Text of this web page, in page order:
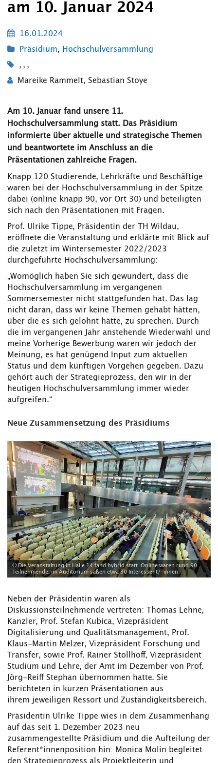
am 10. Januar 2024
16.01.2024
Präsidium, Hochschulversammlung
, , ,
Mareike Rammelt, Sebastian Stoye
Am 10. Januar fand unsere 11.
Hochschulversammlung statt. Das Präsidium
informierte über aktuelle und strategische Themen
und beantwortete im Anschluss an die
Präsentationen zahlreiche Fragen.
Knapp 120 Studierende, Lehrkräfte und Beschäftige
waren bei der Hochschulversammlung in der Spitze
dabei (online knapp 90, vor Ort 30) und beteiligten
sich nach den Präsentationen mit Fragen.
Prof. Ulrike Tippe, Präsidentin der TH Wildau,
eröffnete die Veranstaltung und erklärte mit Blick auf
die zuletzt im Wintersemester 2022/2023
durchgeführte Hochschulversammlung:
„Womöglich haben Sie sich gewundert, dass die
Hochschulversammlung im vergangenen
Sommersemester nicht stattgefunden hat. Das lag
nicht daran, dass wir keine Themen gehabt hätten,
über die es sich gelohnt hätte, zu sprechen. Durch
die im vergangenen Jahr anstehende Wiederwahl und
meine Vorherige Bewerbung waren wir jedoch der
Meinung, es hat genügend Input zum aktuellen
Status und dem künftigen Vorgehen gegeben. Dazu
gehört auch der Strategieprozess, den wir in der
heutigen Hochschulversammlung immer wieder
aufgreifen.“
Neue Zusammensetzung des Präsidiums
© Die Veranstaltung in Halle 14 fand hybrid statt. Online waren rund 90
Teilnehmende, im Auditorium saßen etwa 30 Interessent/-innen.
Neben der Präsidentin waren als
Diskussionsteilnehmende vertreten: Thomas Lehne,
Kanzler, Prof. Stefan Kubica, Vizepräsident
Digitalisierung und Qualitätsmanagement, Prof.
Klaus-Martin Melzer, Vizepräsident Forschung und
Transfer, sowie Prof. Rainer Stollhoff, Vizepräsident
Studium und Lehre, der Amt im Dezember von Prof.
Jörg-Reiff Stephan übernommen hatte. Sie
berichteten in kurzen Präsentationen aus
ihrem jeweiligen Ressort und Zuständigkeitsbereich.
Präsidentin Ulrike Tippe wies in dem Zusammenhang
auf das seit 1. Dezember 2023 neu
zusammengestellte Präsidium und die Aufteilung der
Referent*innenposition hin: Monica Molin begleitet
den Strategieprozess als Projektleiterin und